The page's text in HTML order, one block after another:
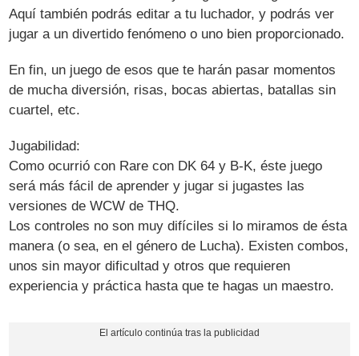
Aquí también podrás editar a tu luchador, y podrás ver
jugar a un divertido fenómeno o uno bien proporcionado.
En fin, un juego de esos que te harán pasar momentos
de mucha diversión, risas, bocas abiertas, batallas sin
cuartel, etc.
Jugabilidad:
Como ocurrió con Rare con DK 64 y B-K, éste juego
será más fácil de aprender y jugar si jugastes las
versiones de WCW de THQ.
Los controles no son muy difíciles si lo miramos de ésta
manera (o sea, en el género de Lucha). Existen combos,
unos sin mayor dificultad y otros que requieren
experiencia y práctica hasta que te hagas un maestro.